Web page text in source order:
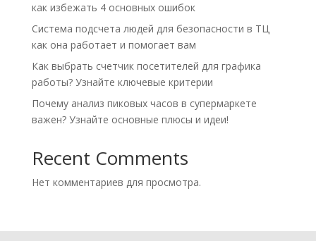
как избежать 4 основных ошибок
Система подсчета людей для безопасности в ТЦ
как она работает и помогает вам
Как выбрать счетчик посетителей для графика
работы? Узнайте ключевые критерии
Почему анализ пиковых часов в супермаркете
важен? Узнайте основные плюсы и идеи!
Recent Comments
Нет комментариев для просмотра.